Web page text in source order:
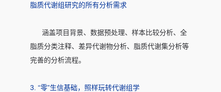
脂质代谢组研究的所有分析需求
涵盖项目背景、数据预处理、样本比较分析、全
脂质分类注释、差异代谢物分析、脂质代谢集分析等
完善的分析流程。
3. “零”生信基础，照样玩转代谢组学